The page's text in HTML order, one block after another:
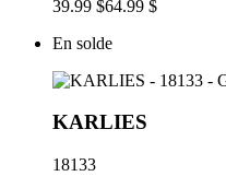
39.99 $64.99 $
En solde
KARLIES
18133